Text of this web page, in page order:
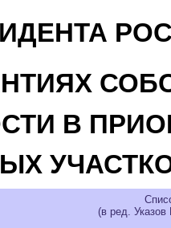
В
(в ред.